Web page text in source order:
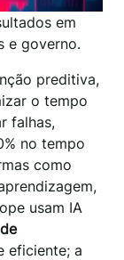
em
e governo.
preditiva,
o tempo
falhas,
no tempo
como
usam IA
eficiente; a